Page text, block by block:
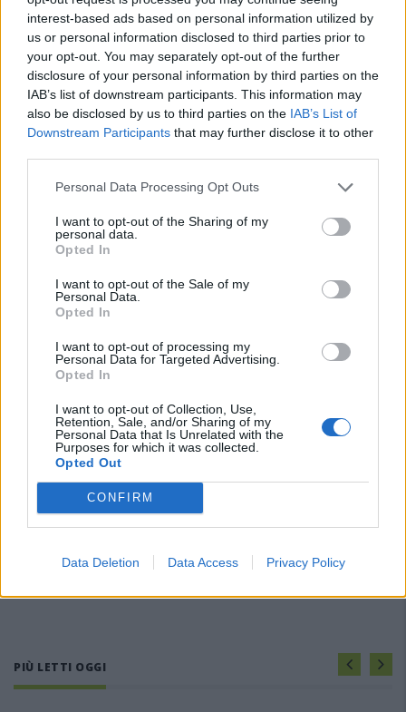
interest-based ads based on personal information utilized by
us or personal information disclosed to third parties prior to
your opt-out. You may separately opt-out of the further
disclosure of your personal information by third parties on the
IAB’s list of downstream participants. This information may
also be disclosed by us to third parties on the IAB’s List of
Downstream Participants that may further disclose it to other
Personal Data Processing Opt Outs
I want to opt-out of the Sharing of my
personal data.
Opted In
I want to opt-out of the Sale of my
Personal Data.
Opted In
I want to opt-out of processing my
Personal Data for Targeted Advertising.
Opted In
I want to opt-out of Collection, Use,
Retention, Sale, and/or Sharing of my
Personal Data that Is Unrelated with the
Purposes for which it was collected.
Opted Out
CONFIRM
Data Deletion Data Access Privacy Policy
PIÙ LETTI OGGI